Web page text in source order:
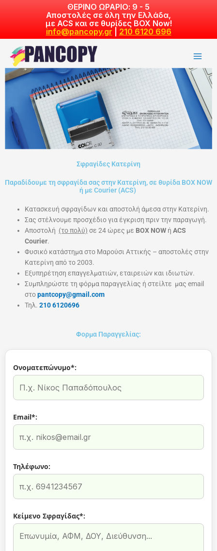
ΘΕΡΙΝΟ ΩΡΑΡΙΟ: 9 - 5
Αποστολές σε όλη την Ελλάδα,
με ACS και σε θυρίδες BOX Now!
info@pancopy.gr
210 6120 696
Σφραγίδες Κατερίνη
Παραδίδουμε τη σφραγίδα σας στην Κατερίνη, σε θυρίδα ΒΟΧ NOW
ή με Courier (ACS)
Κατασκευή σφραγίδων και αποστολή άμεσα στην Κατερίνη.
Σας στέλνουμε προσχέδιο για έγκριση πριν την παραγωγή.
Aποστολή (το πολύ) σε 24 ώρες με BOX NOW ήACS
Courier.
Φυσικό κατάστημα στο Μαρούσι Αττικής – αποστολές στην
Κατερίνη από το 2003.
Εξυπηρέτηση επαγγελματιών, εταιρειών και ιδιωτών.
Συμπληρώστε τη φόρμα παραγγελίας ή στείλτε μας email
στοpantcopy@gmail.com
Τηλ.210 6120696
Φορμα Παραγγελίας:
Ονοματεπώνυμο*:
Email*:
Τηλέφωνο:
Κείμενο Σφραγίδας*: